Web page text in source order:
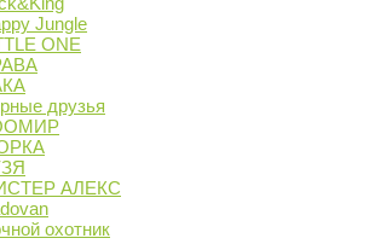
Jungle
ONE
друзья
АЛЕКС
охотник